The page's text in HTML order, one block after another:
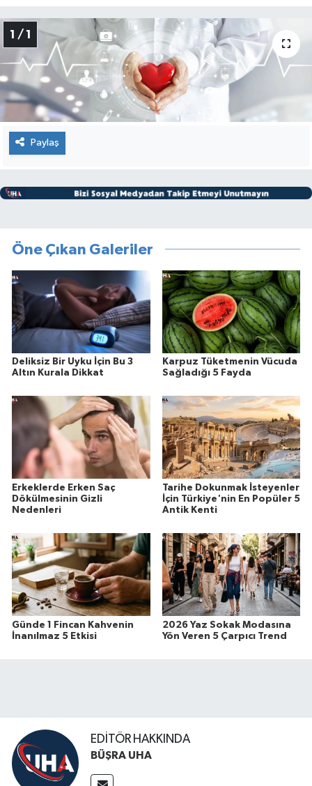
1 / 1
Paylaş
Öne Çıkan Galeriler
Deliksiz Bir Uyku İçin Bu 3
Altın Kurala Dikkat
Karpuz Tüketmenin Vücuda
Sağladığı 5 Fayda
Erkeklerde Erken Saç
Dökülmesinin Gizli
Nedenleri
Tarihe Dokunmak İsteyenler
İçin Türkiye'nin En Popüler 5
Antik Kenti
Günde 1 Fincan Kahvenin
İnanılmaz 5 Etkisi
2026 Yaz Sokak Modasına
Yön Veren 5 Çarpıcı Trend
EDITÖR HAKKINDA
BÜŞRA UHA